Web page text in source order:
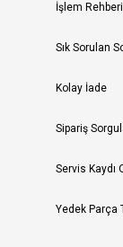
İşlem Rehberi
Sık Sorulan
Kolay İade
Sipariş
Servis Kaydı
Yedek Parça